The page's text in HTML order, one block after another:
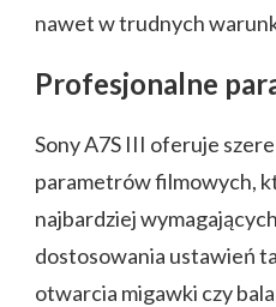
nawet w trudnych
Profesjonalne
Sony A7S III oferuje
parametrów filmowych,
najbardziej
dostosowania ustawień
otwarcia migawki czy